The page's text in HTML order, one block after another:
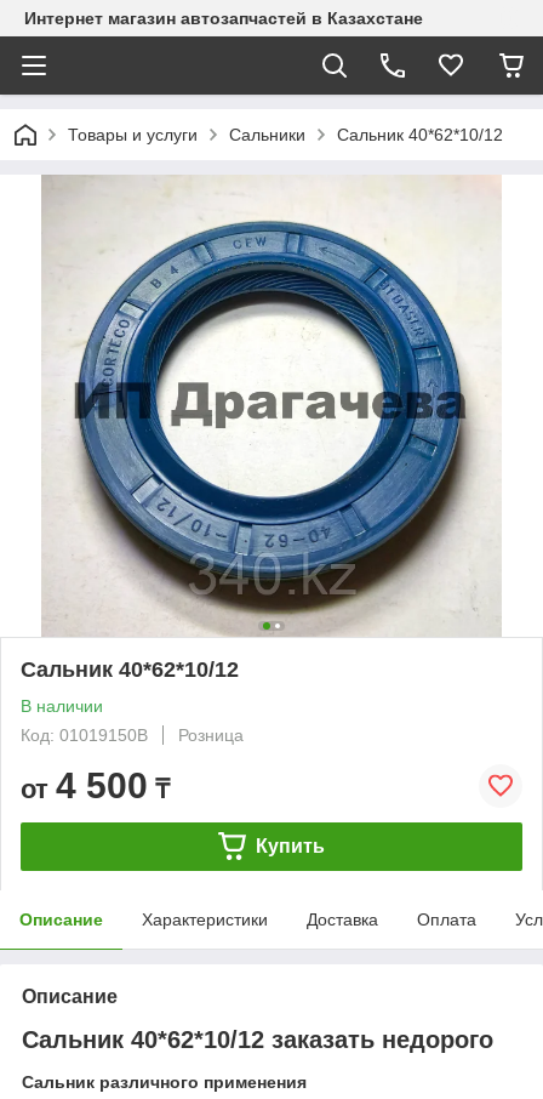
Интернет магазин автозапчастей в Казахстане
Товары и услуги Сальники Сальник 40*62*10/12
Сальник 40*62*10/12
В наличии
Код: 01019150B
Розница
от 4 500 ₸
Купить
Описание Характеристики Доставка Оплата
Описание
Сальник 40*62*10/12 заказать недорого
Сальник различного применения